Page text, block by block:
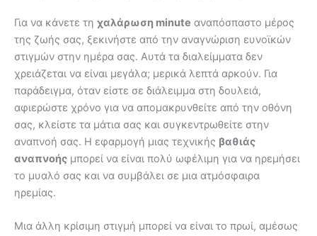
Για να κάνετε τη χαλάρωση minute αναπόσπαστο μέρος
της ζωής σας, ξεκινήστε από την αναγνώριση ευνοϊκών
στιγμών στην ημέρα σας. Αυτά τα διαλείμματα δεν
χρειάζεται να είναι μεγάλα; μερικά λεπτά αρκούν. Για
παράδειγμα, όταν είστε σε διάλειμμα στη δουλειά,
αφιερώστε χρόνο για να απομακρυνθείτε από την οθόνη
σας, κλείστε τα μάτια σας και συγκεντρωθείτε στην
αναπνοή σας. Η εφαρμογή μιας τεχνικής βαθιάς
αναπνοής μπορεί να είναι πολύ ωφέλιμη για να ηρεμήσει
το μυαλό σας και να συμβάλει σε μια ατμόσφαιρα
ηρεμίας.
Μια άλλη κρίσιμη στιγμή μπορεί να είναι το πρωί, αμέσως